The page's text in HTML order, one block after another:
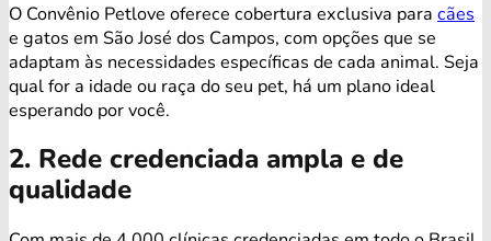
O Convênio Petlove oferece cobertura exclusiva para cães
e gatos em São José dos Campos, com opções que se
adaptam às necessidades específicas de cada animal. Seja
qual for a idade ou raça do seu pet, há um plano ideal
esperando por você.
2. Rede credenciada ampla e de
qualidade